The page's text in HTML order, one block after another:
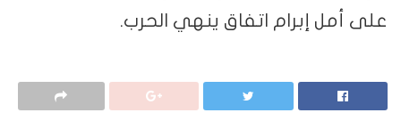
على أمل إبرام اتفاق ينهي الحرب.